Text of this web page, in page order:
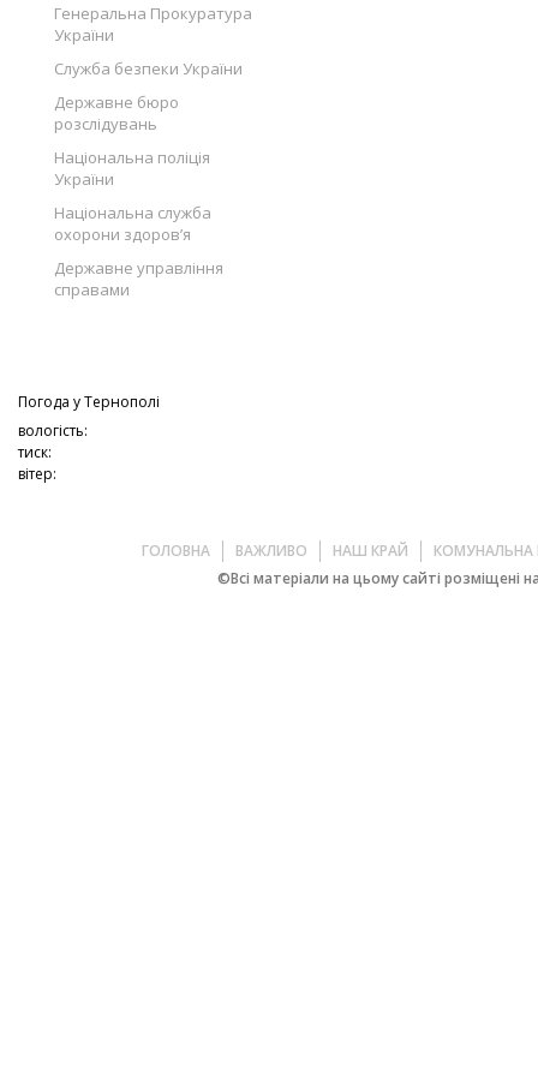
Генеральна Прокуратура
України
Служба безпеки України
Державне бюро
розслідувань
Національна поліція
України
Національна служба
охорони здоров’я
Державне управління
справами
Погода уТернополі
вологість:
тиск:
вітер:
ГОЛОВНА ВАЖЛИВО НАШ КРАЙ
КОМУНАЛЬНА
©Всі матеріали на цьому сайті розміщені